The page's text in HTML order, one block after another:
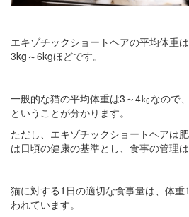
エキゾチックショートヘアの平均体重
3kg～6kgほどです。
一般的な猫の平均体重は3～4㎏なので
ということが分かります。
ただし、エキゾチックショートヘアは
は日頃の健康の基準とし、食事の管理
猫に対する1日の適切な食事量は、体
われています。